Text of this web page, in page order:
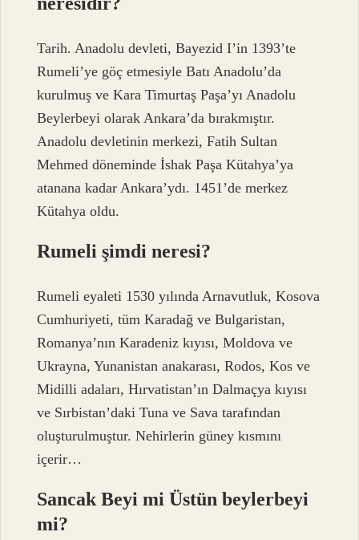
Tarih. Anadolu devleti, Bayezid I’in 1393’te
Rumeli’ye göç etmesiyle Batı Anadolu’da
kurulmuş ve Kara Timurtaş Paşa’yı Anadolu
Beylerbeyi olarak Ankara’da bırakmıştır.
Anadolu devletinin merkezi, Fatih Sultan
Mehmed döneminde İshak Paşa Kütahya’ya
atanana kadar Ankara’ydı. 1451’de merkez
Kütahya oldu.
Rumeli şimdi neresi?
Rumeli eyaleti 1530 yılında Arnavutluk, Kosova
Cumhuriyeti, tüm Karadağ ve Bulgaristan,
Romanya’nın Karadeniz kıyısı, Moldova ve
Ukrayna, Yunanistan anakarası, Rodos, Kos ve
Midilli adaları, Hırvatistan’ın Dalmaçya kıyısı
ve Sırbistan’daki Tuna ve Sava tarafından
oluşturulmuştur. Nehirlerin güney kısmını
içerir…
Sancak Beyi mi Üstün beylerbeyi
mi?